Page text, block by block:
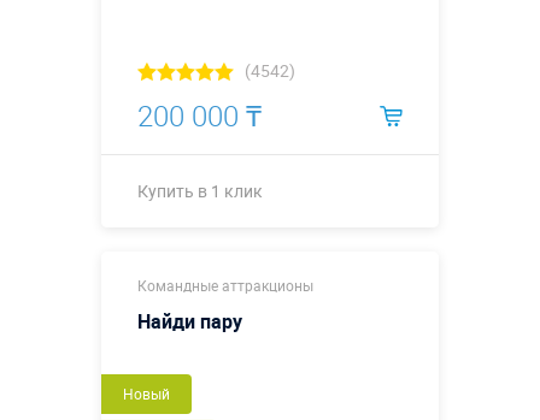
(4542)
200 000 ₸
Купить в 1 клик
Командные аттракционы
Найди пару
Новый